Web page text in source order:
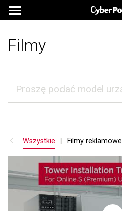
Filmy
Wszystkie Filmy reklamowe